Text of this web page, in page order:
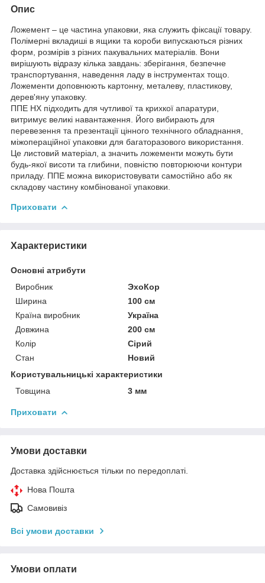
Опис
Ложемент – це частина упаковки, яка служить фіксації товару.
Полімерні вкладиші в ящики та короби випускаються різних
форм, розмірів з різних пакувальних матеріалів. Вони
вирішують відразу кілька завдань: зберігання, безпечне
транспортування, наведення ладу в інструментах тощо.
Ложементи доповнюють картонну, металеву, пластикову,
дерев'яну упаковку.
ППЕ НХ підходить для чутливої ​​та крихкої апаратури,
витримує великі навантаження. Його вибирають для
перевезення та презентації цінного технічного обладнання,
міжопераційної упаковки для багаторазового використання.
Це листовий матеріал, а значить ложементи можуть бути
будь-якої висоти та глибини, повністю повторюючи контури
приладу. ППЕ можна використовувати самостійно або як
складову частину комбінованої упаковки.
Приховати
Характеристики
Основні атрибути
Виробник
ЭхоКор
Ширина
100 см
Країна виробник
Україна
Довжина
200 см
Колір
Сірий
Стан
Новий
Користувальницькі характеристики
Товщина
3 мм
Приховати
Умови доставки
Доставка здійснюється тільки по передоплаті.
Нова Пошта
Самовивіз
Всі умови доставки
Умови оплати